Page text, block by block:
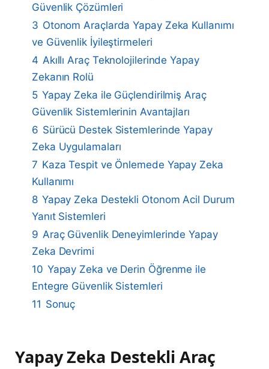
Güvenlik Çözümleri
3 Otonom Araçlarda Yapay Zeka Kullanımı
ve Güvenlik İyileştirmeleri
4 Akıllı Araç Teknolojilerinde Yapay
Zekanın Rolü
5 Yapay Zeka ile Güçlendirilmiş Araç
Güvenlik Sistemlerinin Avantajları
6 Sürücü Destek Sistemlerinde Yapay
Zeka Uygulamaları
7 Kaza Tespit ve Önlemede Yapay Zeka
Kullanımı
8 Yapay Zeka Destekli Otonom Acil Durum
Yanıt Sistemleri
9 Araç Güvenlik Deneyimlerinde Yapay
Zeka Devrimi
10 Yapay Zeka ve Derin Öğrenme ile
Entegre Güvenlik Sistemleri
11 Sonuç
Yapay Zeka Destekli Araç